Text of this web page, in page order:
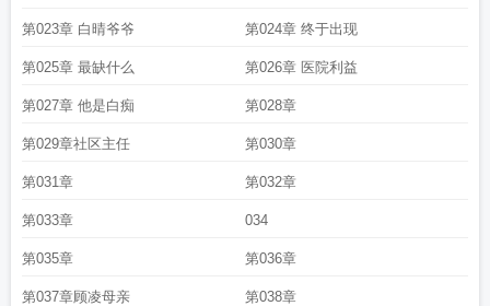
第023章 白晴爷爷 第024章 终于出现
第025章 最缺什么 第026章 医院利益
第027章 他是白痴 第028章
第029章社区主任 第030章
第031章 第032章
第033章 034
第035章 第036章
第037章顾凌母亲 第038章